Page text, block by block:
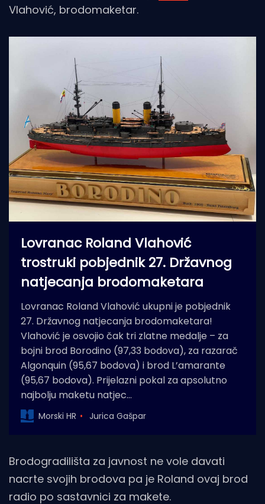
Vlahović, brodomaketar.
Lovranac Roland Vlahović
trostruki pobjednik 27. Državnog
natjecanja brodomaketara
Lovranac Roland Vlahović ukupni je pobjednik
27. Državnog natjecanja brodomaketara!
Vlahović je osvojio čak tri zlatne medalje – za
bojni brod Borodino (97,33 bodova), za razarač
Algonquin (95,67 bodova) i brod L’amarante
(95,67 bodova). Prijelazni pokal za apsolutno
najbolju maketu natjec…
Morski HR Jurica Gašpar
Brodogradilišta za javnost ne vole davati
nacrte svojih brodova pa je Roland ovaj brod
radio po sastavnici za makete.